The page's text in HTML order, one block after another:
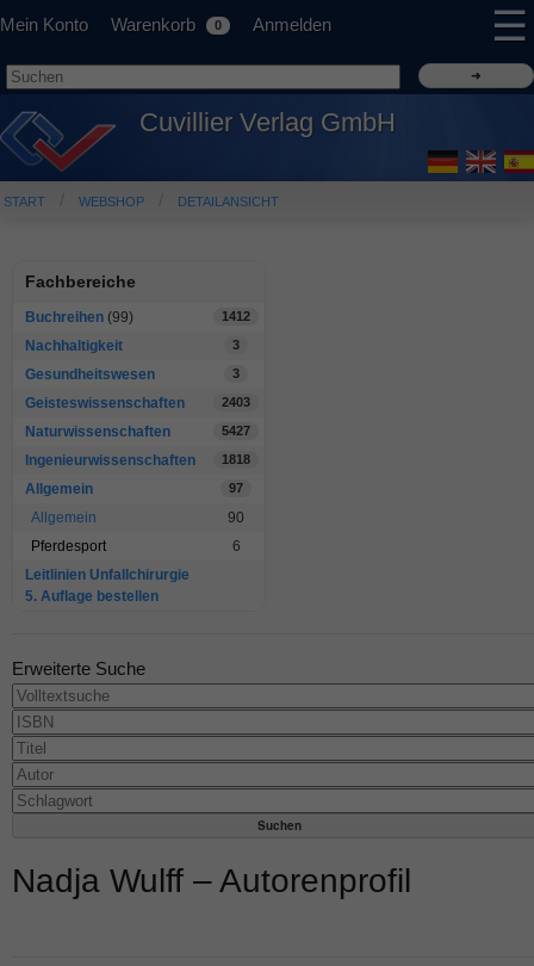
Mein Konto Warenkorb 0 Anmelden ☰
Cuvillier Verlag GmbH
START WEBSHOP DETAILANSICHT
Fachbereiche
Buchreihen (99) 1412
Nachhaltigkeit 3
Gesundheitswesen 3
Geisteswissenschaften 2403
Naturwissenschaften 5427
Ingenieurwissenschaften 1818
Allgemein 97
Allgemein
90
Pferdesport
6
Leitlinien Unfallchirurgie
5. Auflage bestellen
Erweiterte Suche
Nadja Wulff – Autorenprofil